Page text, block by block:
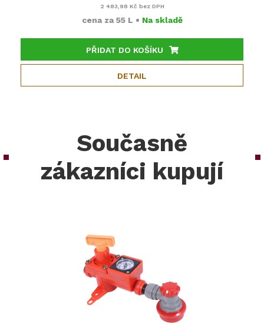
2 483,98 Kč bez DPH
cena za 55 L • Na skladě
PŘIDAT DO KOŠÍKU
DETAIL
Současně
zákazníci kupují